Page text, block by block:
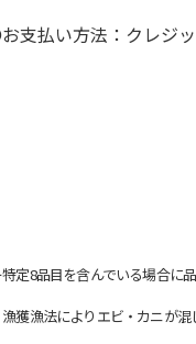
支払い方法：クレジ
8品目を含んでいる場合に品
漁法によりエビ・カニが